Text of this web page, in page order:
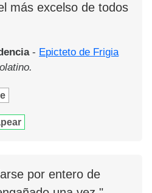
más excelso de todos
- Epicteto de Frigia
por entero de